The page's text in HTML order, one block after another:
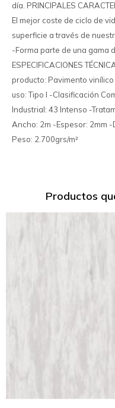
día. PRINCIPALES
El mejor coste de ciclo de
superficie a través de
-Forma parte de una gama
ESPECIFICACIONES
producto: Pavimento
uso: Tipo I -Clasificación
Industrial: 43 Intenso -
Ancho: 2m -Espesor: 2mm
Peso: 2.700grs/m²
Productos